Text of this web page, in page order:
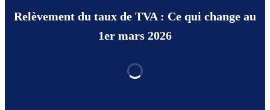
Relèvement du taux de TVA : Ce qui change au
1er mars 2026